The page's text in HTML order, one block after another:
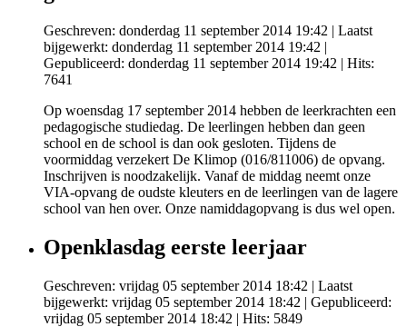
Geschreven: donderdag 11 september 2014 19:42 | Laatst
bijgewerkt: donderdag 11 september 2014 19:42 |
Gepubliceerd: donderdag 11 september 2014 19:42 | Hits:
7641
Op woensdag 17 september 2014 hebben de leerkrachten een
pedagogische studiedag. De leerlingen hebben dan geen
school en de school is dan ook gesloten. Tijdens de
voormiddag verzekert De Klimop (016/811006) de opvang.
Inschrijven is noodzakelijk. Vanaf de middag neemt onze
VIA-opvang de oudste kleuters en de leerlingen van de lagere
school van hen over. Onze namiddagopvang is dus wel open.
Openklasdag eerste leerjaar
Geschreven: vrijdag 05 september 2014 18:42 | Laatst
bijgewerkt: vrijdag 05 september 2014 18:42 | Gepubliceerd:
vrijdag 05 september 2014 18:42 | Hits: 5849